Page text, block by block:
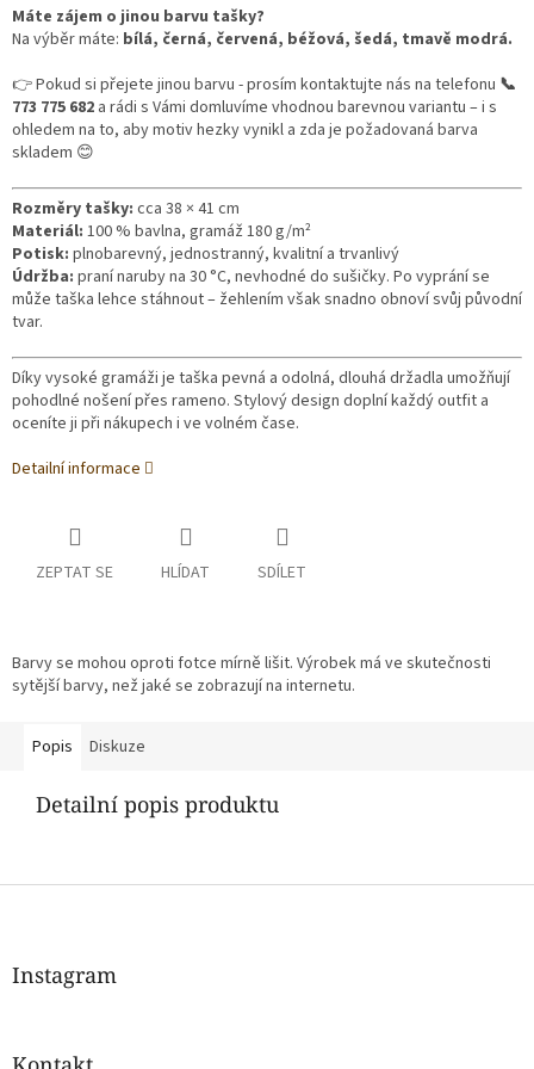
Máte zájem o jinou barvu tašky?
Na výběr máte: bílá, černá, červená, béžová, šedá, tmavě modrá.
👉 Pokud si přejete jinou barvu - prosím kontaktujte nás na telefonu 📞
773 775 682 a rádi s Vámi domluvíme vhodnou barevnou variantu – i s
ohledem na to, aby motiv hezky vynikl a zda je požadovaná barva
skladem 😊
Rozměry tašky: cca 38 × 41 cm
Materiál: 100 % bavlna, gramáž 180 g/m²
Potisk: plnobarevný, jednostranný, kvalitní a trvanlivý
Údržba: praní naruby na 30 °C, nevhodné do sušičky. Po vyprání se
může taška lehce stáhnout – žehlením však snadno obnoví svůj původní
tvar.
Díky vysoké gramáži je taška pevná a odolná, dlouhá držadla umožňují
pohodlné nošení přes rameno. Stylový design doplní každý outfit a
oceníte ji při nákupech i ve volném čase.
Detailní informace
ZEPTAT SE HLÍDAT SDÍLET
Barvy se mohou oproti fotce mírně lišit. Výrobek má ve skutečnosti
sytější barvy, než jaké se zobrazují na internetu.
Popis Diskuze
Detailní popis produktu
Z
Instagram